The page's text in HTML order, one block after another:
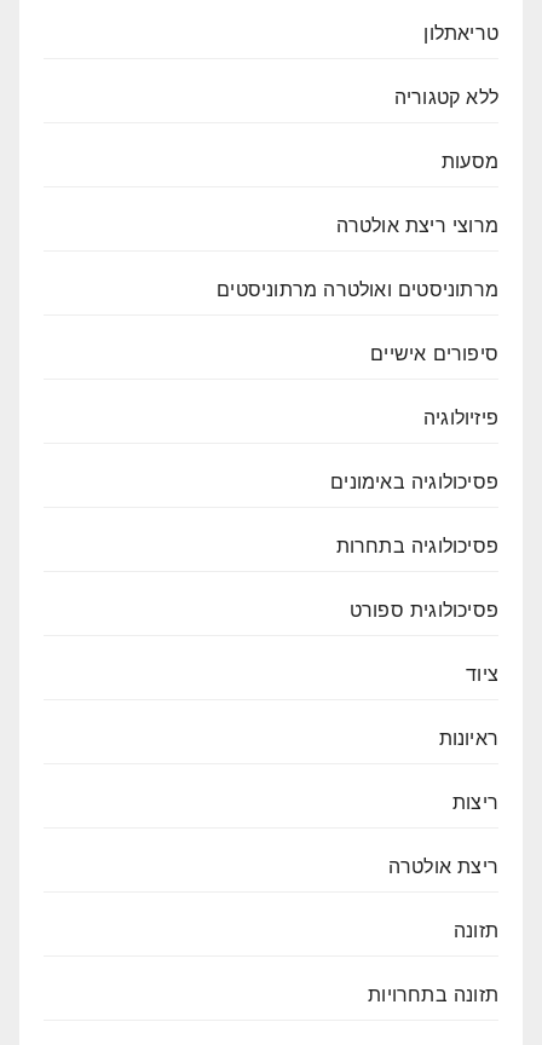
טריאתלון
ללא קטגוריה
מסעות
מרוצי ריצת אולטרה
מרתוניסטים ואולטרה מרתוניסטים
סיפורים אישיים
פיזיולוגיה
פסיכולוגיה באימונים
פסיכולוגיה בתחרות
פסיכולוגית ספורט
ציוד
ראיונות
ריצות
ריצת אולטרה
תזונה
תזונה בתחרויות